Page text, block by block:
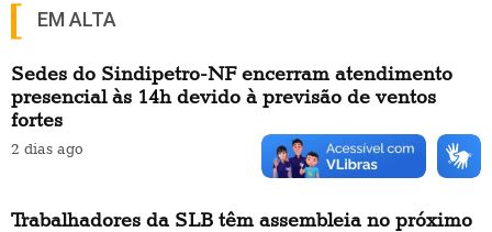
EM ALTA
Sedes do Sindipetro-NF encerram atendimento
presencial às 14h devido à previsão de ventos
fortes
2 dias ago
Trabalhadores da SLB têm assembleia no próximo